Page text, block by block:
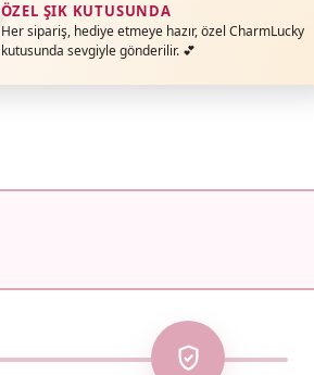
ÖZEL ŞIK KUTUSUNDA
Her sipariş, hediye etmeye hazır, özel CharmLucky
kutusunda sevgiyle gönderilir. 💕